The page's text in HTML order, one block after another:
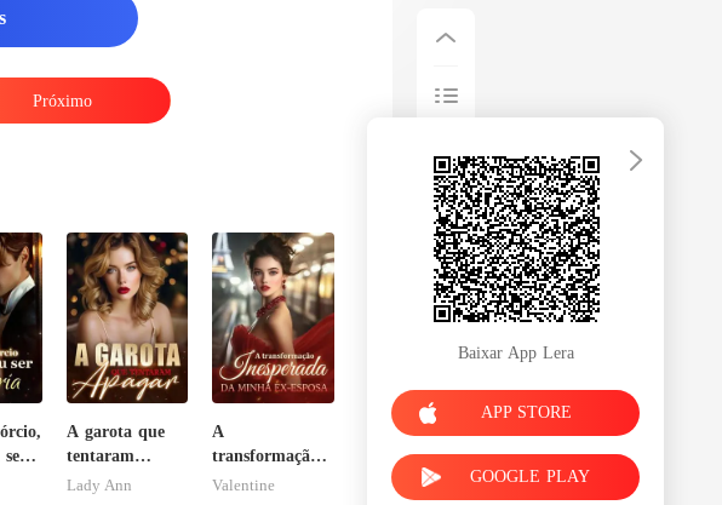
Próximo
ser
A garota que
tentaram
apagar
Lady Ann
A
transformação
inesperada da
Valentine
Baixar App Lera
APP STORE
GOOGLE PLAY